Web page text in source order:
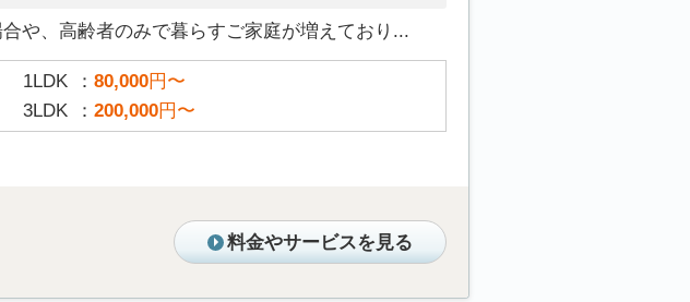
や、高齢者のみで暮らすご家庭が増えており...
1LDK 80,000円〜
3LDK 200,000円〜
料金やサービスを見る